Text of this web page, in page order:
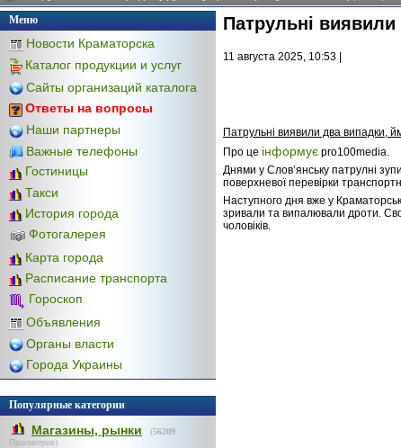
Меню
Новости Краматорска
Каталог продукции и услуг
Сайты организаций каталога
Ответы на вопросы
Наши партнеры
Важные телефоны
Гостиницы
Такси
История города
Фотогалерея
Карта города
Расписание транспорта
Гороскоп
Объявления
Органы власти
Города Украины
Популярные категории
Магазины, рынки (56209
Просмотров)
Патрульні виявили
11 августа 2025, 10:53 |
Патрульні виявили два випадки,
Про це інформує pro100media.
Днями у Словʼянську патрулні
поверхневої перевірки
Наступного дня вже у
зривали та випалювали дроти.
чоловіків.